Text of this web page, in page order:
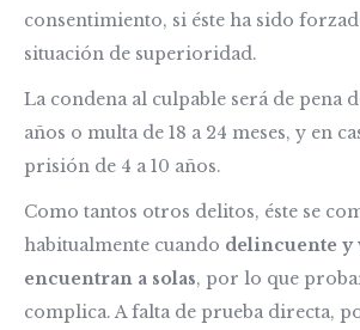
consentimiento, si éste ha sido
situación de superioridad.
La condena al culpable será de pena
años o multa de 18 a 24 meses, y en
prisión de 4 a 10 años.
Como tantos otros delitos, éste se
habitualmente cuando delincuente y
encuentran a solas, por lo que
complica. A falta de prueba directa,